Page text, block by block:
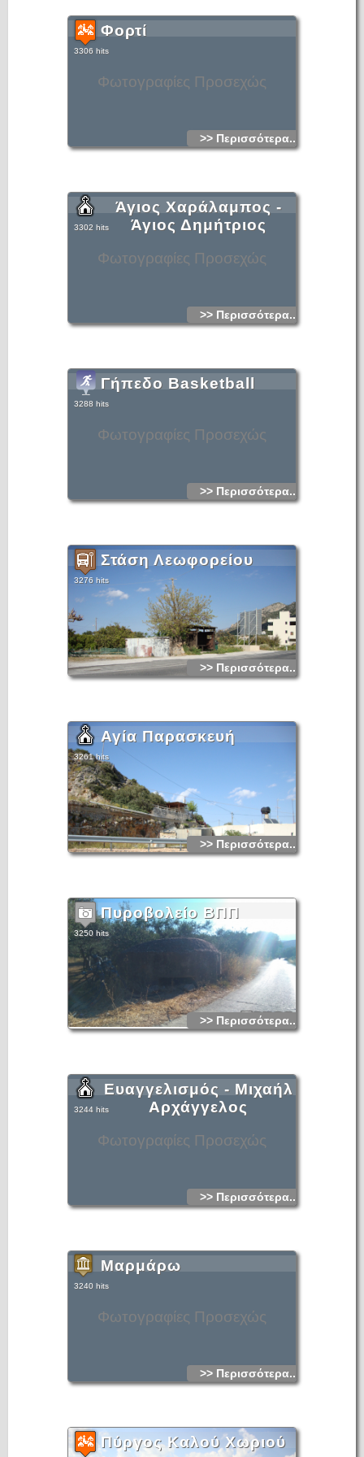
Φωτογραφίες Προσεχώς
Φορτί
3306 hits
>> Περισσότερα...
Φωτογραφίες Προσεχώς
Άγιος Χαράλαμπος -
Άγιος Δημήτριος
3302 hits
>> Περισσότερα...
Φωτογραφίες Προσεχώς
Γήπεδο Basketball
3288 hits
>> Περισσότερα...
Στάση Λεωφορείου
3276 hits
>> Περισσότερα...
Αγία Παρασκευή
3261 hits
>> Περισσότερα...
Πυροβολείο ΒΠΠ
3250 hits
>> Περισσότερα...
Φωτογραφίες Προσεχώς
Ευαγγελισμός - Μιχαήλ
Αρχάγγελος
3244 hits
>> Περισσότερα...
Φωτογραφίες Προσεχώς
Μαρμάρω
3240 hits
>> Περισσότερα...
Πύργος Καλού Χωριού